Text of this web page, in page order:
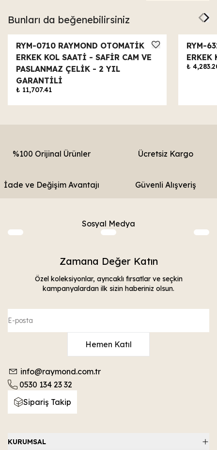
Bunları da beğenebilirsiniz
RYM-0710 RAYMOND OTOMATİK
ERKEK KOL SAATİ - SAFİR CAM VE
PASLANMAZ ÇELİK - 2 YIL
GARANTİLİ
₺ 11,707.41
RYM-
ERKEK
₺
%100 Orijinal Ürünler Ücretsiz Kargo
İade ve Değişim Avantajı Güvenli Alışveriş
Sosyal Medya
Zamana Değer Katın
Özel koleksiyonlar, ayrıcaklı fırsatlar ve seçkin
kampanyalardan ilk sizin haberiniz olsun.
Hemen Katıl
info@raymond.com.tr
0530 134 23 32
Sipariş Takip
KURUMSAL